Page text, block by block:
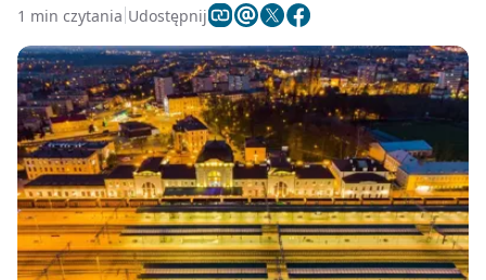
1 min czytania Udostępnij